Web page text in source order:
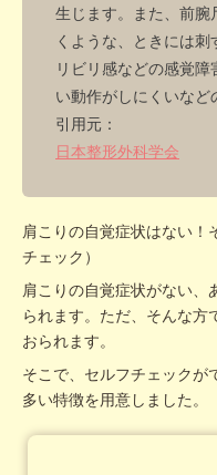
生じます。また、前腕
くような、ときには
リビリ感などの感覚
い動作がしにくいなど
引用元：
日本整形外科学会
肩こりの自覚症状はない！
チェック）
肩こりの自覚症状がない、
られます。ただ、そんな方
おられます。
そこで、セルフチェックが
多い特徴を用意しました。